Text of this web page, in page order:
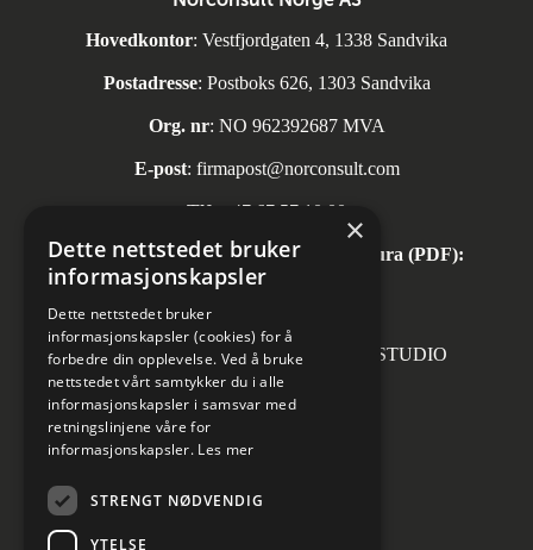
Hovedkontor: Vestfjordgaten 4, 1338 Sandvika
Postadresse: Postboks 626, 1303 Sandvika
Org. nr: NO 962392687 MVA
E-post: firmapost@norconsult.com
Tlf: +47 67 57 10 00
Automatisk mottak av inngående faktura (PDF):
invoice.no@norconsult.com
Forsidefoto: RASMUS HJORTSHOJ STUDIO
×
Dette nettstedet bruker
informasjonskapsler
Dette nettstedet bruker
informasjonskapsler (cookies) for å
forbedre din opplevelse. Ved å bruke
nettstedet vårt samtykker du i alle
informasjonskapsler i samsvar med
retningslinjene våre for
informasjonskapsler. Les mer
STRENGT NØDVENDIG
YTELSE